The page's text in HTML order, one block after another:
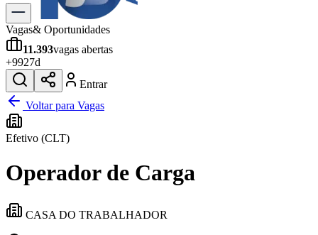
Dia a Dia & Lazer
Gastronomia
Cinema & Shows
Jogos
Novo
Para Sua Empresa
Cadastrar Empresa
Publicidade Legal
Esportes
Vagas& Oportunidades
11.393vagas abertas
+9927d
Entrar
Voltar para Vagas
Efetivo (CLT)
Operador de Carga
CASA DO TRABALHADOR